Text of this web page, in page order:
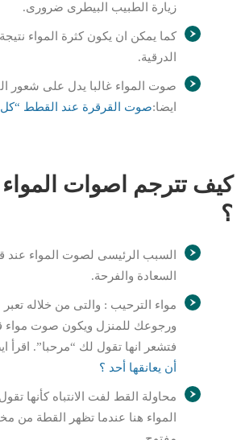
زيارة الطبيب البيطرى ضرورى.
كما يمكن ان يكون كثرة المواء
الدرقية.
صوت المواء غالبا يدل على شعور
ايضا:صوت القرقرة عند القطط “كل
كيف تترجم اصوات
؟
السبب الرئيسى لصوت المواء عند
السعادة والفرحة.
مواء الترحيب : والتى من خلاله
ورجوعك للمنزل ويكون صوت مواء
فتشعر انها تقول لك “مرحبا”. اقرأ
أن يعانقها أحد ؟
محاولة القط لفت الانتباه كأنها
المواء هنا عندما تظهر القطة من